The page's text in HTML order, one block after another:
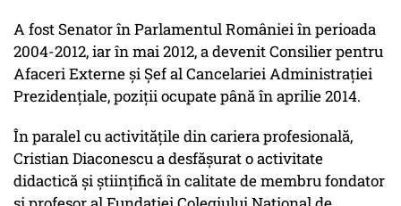
A fost Senator în Parlamentul României în perioada
2004-2012, iar în mai 2012, a devenit Consilier pentru
Afaceri Externe și Șef al Cancelariei Administrației
Prezidențiale, poziții ocupate până în aprilie 2014.
În paralel cu activitățile din cariera profesională,
Cristian Diaconescu a desfășurat o activitate
didactică și științifică în calitate de membru fondator